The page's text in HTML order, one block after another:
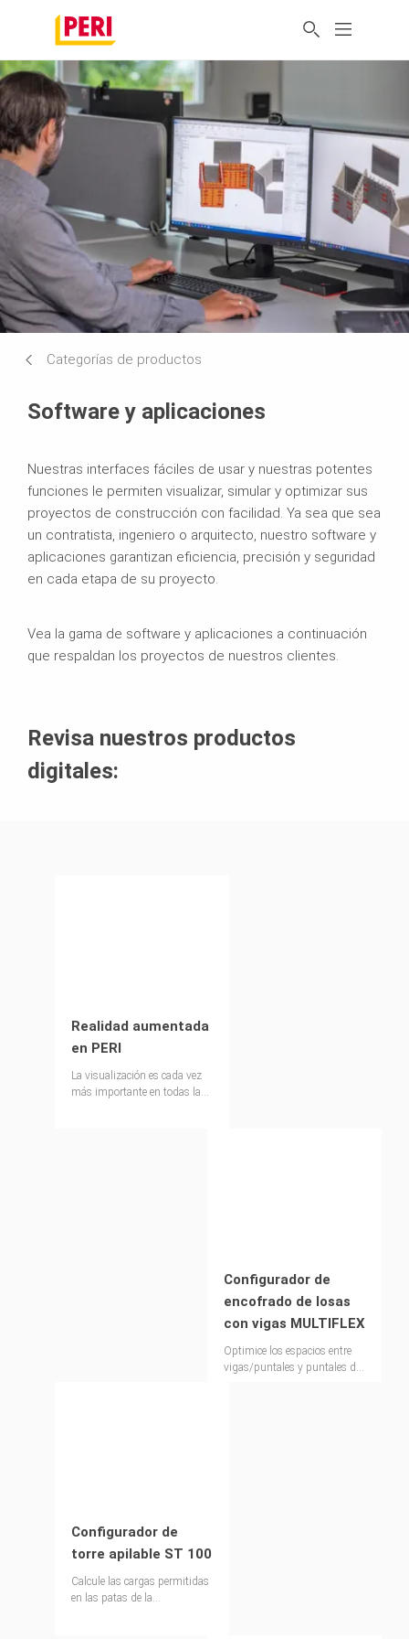
Categorías de productos
Software y aplicaciones
Nuestras interfaces fáciles de usar y nuestras potentes
funciones le permiten visualizar, simular y optimizar sus
proyectos de construcción con facilidad. Ya sea que sea
un contratista, ingeniero o arquitecto, nuestro software y
aplicaciones garantizan eficiencia, precisión y seguridad
en cada etapa de su proyecto.
Vea la gama de software y aplicaciones a continuación
que respaldan los proyectos de nuestros clientes.
Revisa nuestros productos
digitales:
Realidad aumentada
en PERI
La visualización es cada vez
más importante en todas las
Configurador de
encofrado de losas
con vigas MULTIFLEX
Optimice los espacios entre
vigas/puntales y puntales de
Configurador de
torre apilable ST 100
Calcule las cargas permitidas
en las patas de la